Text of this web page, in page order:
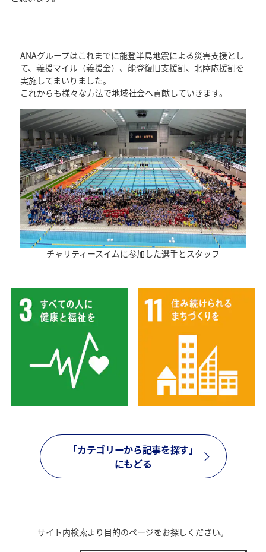
ANAグループはこれまでに能登半島地震による災害支援とし
て、義援マイル（義援金）、能登復旧支援割、北陸応援割を
実施してまいりました。
これからも様々な方法で地域社会へ貢献していきます。
チャリティースイムに参加した選手とスタッフ
「カテゴリーから記事を探す」
にもどる
サイト内検索より目的のページをお探しください。